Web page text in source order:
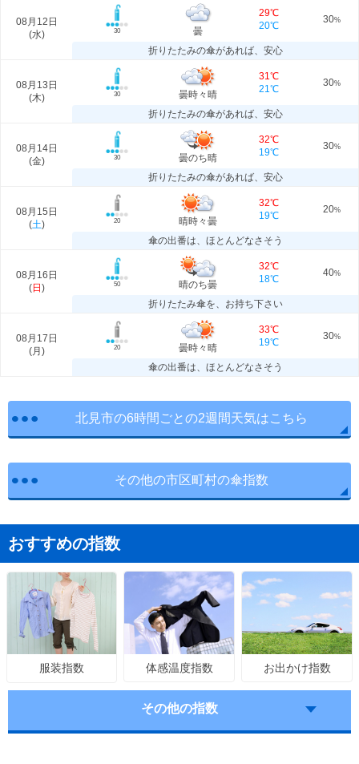
08月12日
(水) 30 曇
29℃
20℃
30%
折りたたみの傘があれば、安心
08月13日
(木) 30 曇時々晴
31℃
21℃
30%
折りたたみの傘があれば、安心
08月14日
(金) 30 曇のち晴
32℃
19℃
30%
折りたたみの傘があれば、安心
08月15日
(土) 20 晴時々曇
32℃
19℃
20%
傘の出番は、ほとんどなさそう
08月16日
(日 ) 50 晴のち曇
32℃
18℃
40%
折りたたみ傘を、お持ち下さい
08月17日
(月 ) 20 曇時々晴
33℃
19℃
30%
傘の出番は、ほとんどなさそう
北見市の6時間ごとの2週間天気はこちら
その他の市区町村の傘指数
おすすめの指数
服装指数 体感温度指数 お出かけ指数
その他の指数